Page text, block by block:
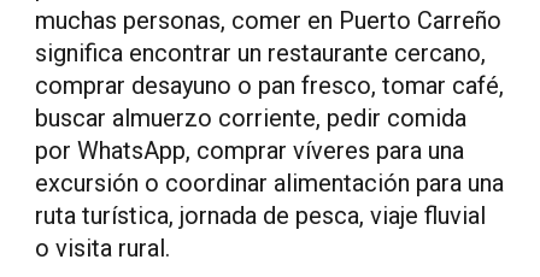
muchas personas, comer en Puerto Carreño
significa encontrar un restaurante cercano,
comprar desayuno o pan fresco, tomar café,
buscar almuerzo corriente, pedir comida
por WhatsApp, comprar víveres para una
excursión o coordinar alimentación para una
ruta turística, jornada de pesca, viaje fluvial
o visita rural.